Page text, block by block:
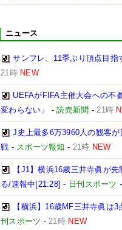
ニュース
サンフレ、11季ぶり頂点目
21時 NEW
UEFAがFIFA主催大会への不
変わらない」
-読売新聞 -21時
J史上最多6万3960人の観客
戦 - スポーツ報知 - 21時 NEW
【J1】横浜16歳三井寺眞が
る/速報中[21:28] - 日刊スポーツ
【横浜】16歳MF三井寺眞は
刊スポーツ -21時 NEW